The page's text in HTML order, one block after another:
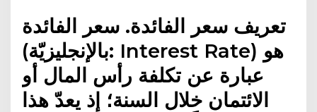
تعريف سعر الفائدة. سعر الفائدة
(بالإنجليزيّة: Interest Rate) هو
عبارة عن تكلفة رأس المال أو
الائتمان خلال السنة؛ إذ يعدّ هذا